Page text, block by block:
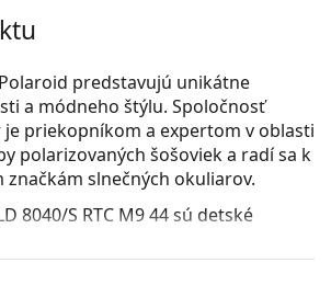
predstavujú unikátne
a módneho štýlu. Spoločnosť
je priekopníkom a expertom v oblasti
polarizovaných šošoviek a radí sa k
značkám slnečných okuliarov.
8040/S RTC M9 44sú detské
v týchto slnečných okuliaroch